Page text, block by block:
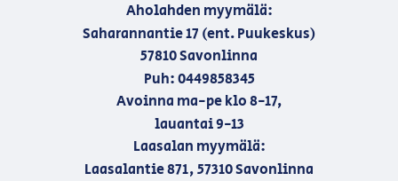
Aholahden myymälä:
Saharannantie 17 (ent. Puukeskus)
57810 Savonlinna
Puh: 0449858345
Avoinna ma-pe klo 8-17,
lauantai 9-13
Laasalan myymälä:
Laasalantie 871, 57310 Savonlinna